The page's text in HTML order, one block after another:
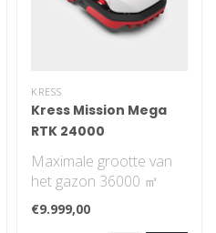
KRESS
Kress Mission Mega
RTK 24000
Maximale grootte van
het gazon 36000 ㎡
Navigatiepatroon is
systematisch. Je ho..
€9.999,00